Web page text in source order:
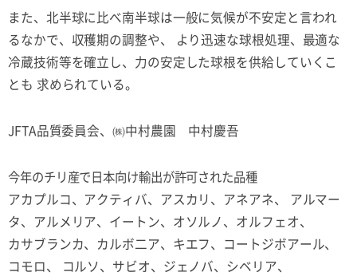
また、北半球に比べ南半球は一般に気候が不安定と言われ
るなかで、収穫期の調整や、 より迅速な球根処理、最適な
冷蔵技術等を確立し、力の安定した球根を供給していくこ
とも 求められている。
JFTA品質委員会、㈱中村農園 中村慶吾
今年のチリ産で日本向け輸出が許可された品種
アカプルコ、アクティバ、アスカリ、アネアネ、 アルマー
タ、アルメリア、イートン、オソルノ、オルフェオ、
カサブランカ、カルボ二ア、キエフ、コートジボアール、
コモロ、 コルソ、サビオ、ジェノバ、シベリア、